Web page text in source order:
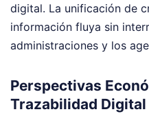
digital. La unificación de
información fluya sin
administraciones y los
Perspectivas
Trazabilidad Digital